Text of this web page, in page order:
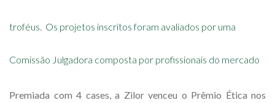
troféus. Os projetos inscritos foram avaliados por uma
Comissão Julgadora composta por profissionais do mercado
Premiada com 4 cases, a Zilor venceu o Prêmio Ética nos